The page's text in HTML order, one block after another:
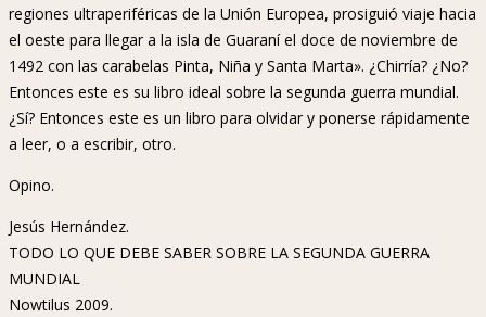
regiones ultraperiféricas de la Unión Europea, prosiguió viaje hacia
el oeste para llegar a la isla de Guaraní el doce de noviembre de
1492 con las carabelas Pinta, Niña y Santa Marta». ¿Chirría? ¿No?
Entonces este es su libro ideal sobre la segunda guerra mundial.
¿Sí? Entonces este es un libro para olvidar y ponerse rápidamente
a leer, o a escribir, otro.
Opino.
Jesús Hernández.
TODO LO QUE DEBE SABER SOBRE LA SEGUNDA GUERRA
MUNDIAL
Nowtilus 2009.